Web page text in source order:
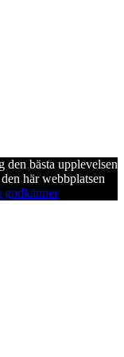
bästa upplevelsen
här webbplatsen
godkänner